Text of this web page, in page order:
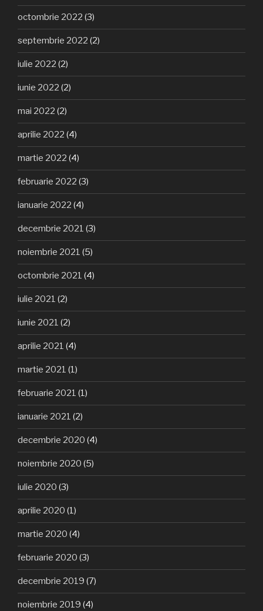
octombrie 2022 (3)
septembrie 2022 (2)
iulie 2022 (2)
iunie 2022 (2)
mai 2022 (2)
aprilie 2022 (4)
martie 2022 (4)
februarie 2022 (3)
ianuarie 2022 (4)
decembrie 2021 (3)
noiembrie 2021 (5)
octombrie 2021 (4)
iulie 2021 (2)
iunie 2021 (2)
aprilie 2021 (4)
martie 2021 (1)
februarie 2021 (1)
ianuarie 2021 (2)
decembrie 2020 (4)
noiembrie 2020 (5)
iulie 2020 (3)
aprilie 2020 (1)
martie 2020 (4)
februarie 2020 (3)
decembrie 2019 (7)
noiembrie 2019 (4)